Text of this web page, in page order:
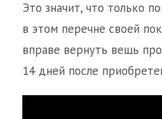
Это значит, что только
в этом перечне своей
вправе вернуть вещь
14 дней после